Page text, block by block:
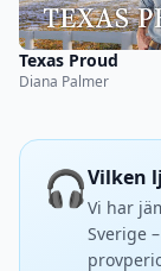
Texas Proud
Diana Palmer
🎧Vilken
Vi har
Sverige